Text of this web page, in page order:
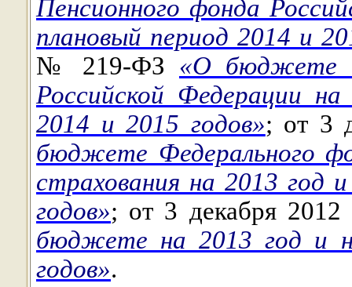
Пенсионного фонда
плановый период 2014 и
№ 219-ФЗ «О бюджете
Российской Федерации
2014 и 2015 годов»; от 3
бюджете Федерального
страхования на 2013 год
годов»; от 3 декабря
бюджете на 2013 год и
годов».